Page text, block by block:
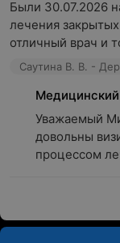
Были 30.07.2026
лечения
отличный врач и
Уважаемый
довольны
процессом